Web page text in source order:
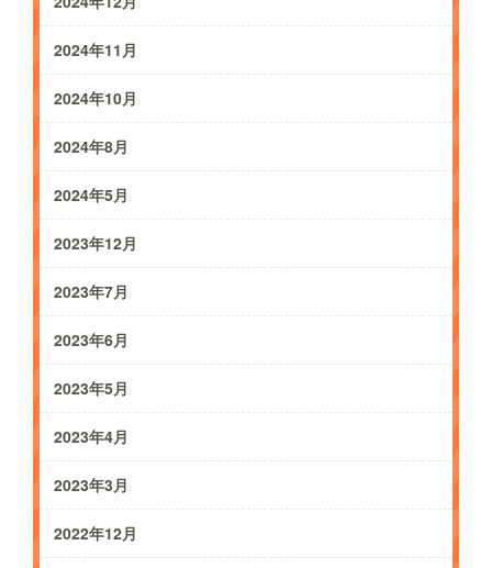
2024年11月
2024年10月
2024年8月
2024年5月
2023年12月
2023年7月
2023年6月
2023年5月
2023年4月
2023年3月
2022年12月